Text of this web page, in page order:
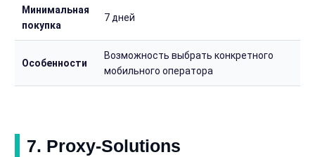
Минимальная
покупка
7 дней
Особенности
Возможность выбрать конкретного
мобильного оператора
7. Proxy-Solutions